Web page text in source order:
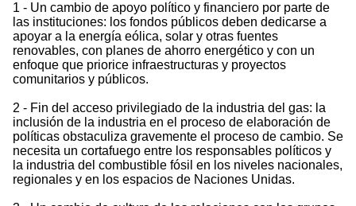
1 - Un cambio de apoyo político y financiero por parte de
las instituciones: los fondos públicos deben dedicarse a
apoyar a la energía eólica, solar y otras fuentes
renovables, con planes de ahorro energético y con un
enfoque que priorice infraestructuras y proyectos
comunitarios y públicos.
2 - Fin del acceso privilegiado de la industria del gas: la
inclusión de la industria en el proceso de elaboración de
políticas obstaculiza gravemente el proceso de cambio. Se
necesita un cortafuego entre los responsables políticos y
la industria del combustible fósil en los niveles nacionales,
regionales y en los espacios de Naciones Unidas.